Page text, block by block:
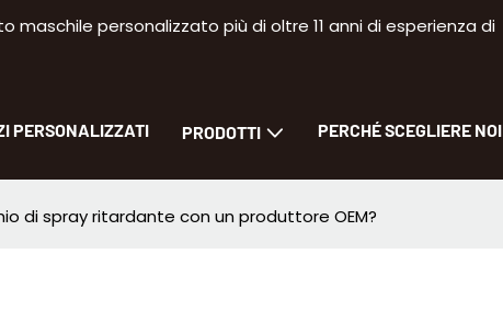
personalizzato più di oltre 11 anni di esperienza di
PERSONALIZZATI PRODOTTI PERCHÉ SCEGLIERE NOI
di spray ritardante con un produttore OEM?